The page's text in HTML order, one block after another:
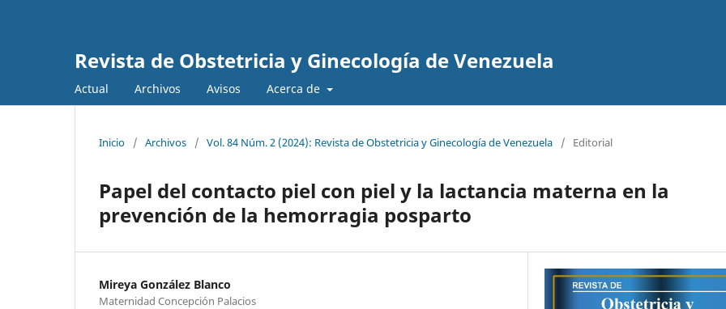
Revista de Obstetricia y Ginecología de Venezuela
Actual Archivos Avisos Acerca de
Inicio / Archivos / Vol. 84 Núm. 2 (2024): Revista de Obstetricia y Ginecología de Venezuela / Editorial
Papel del contacto piel con piel y la lactancia materna en la
prevención de la hemorragia posparto
Mireya González Blanco
Maternidad Concepción Palacios